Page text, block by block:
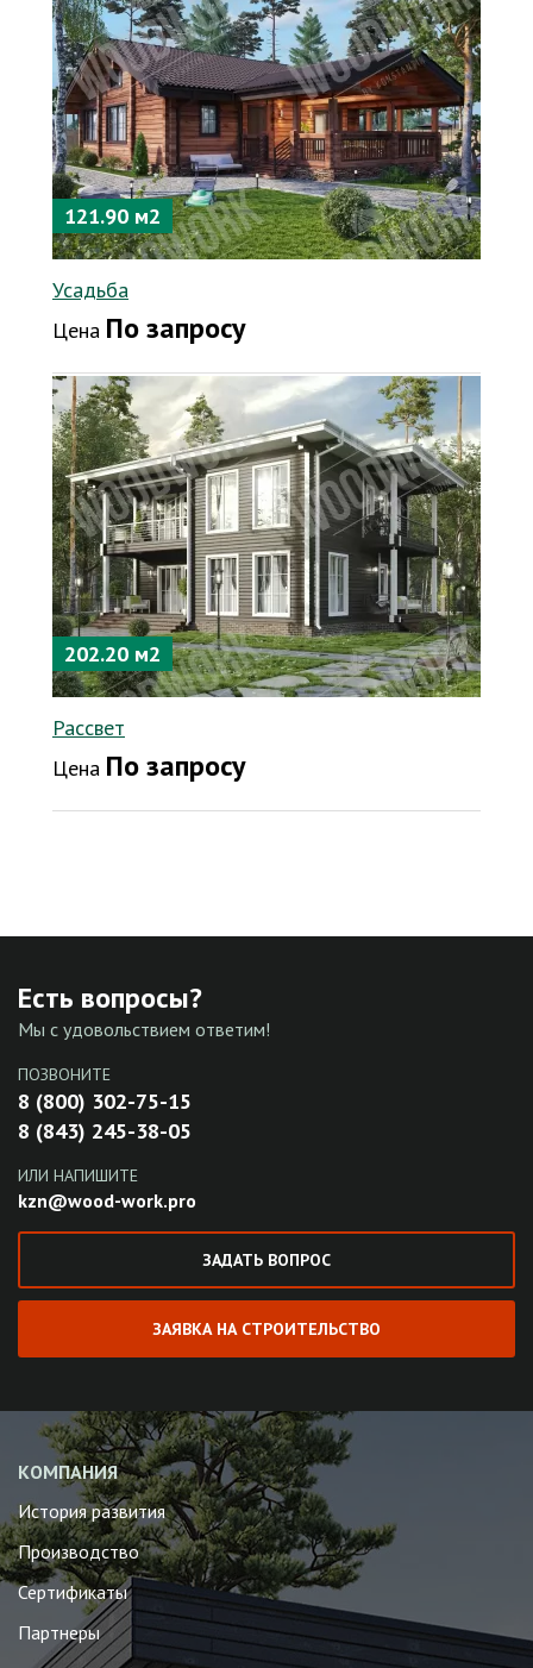
121.90 м2
Усадьба
Цена По запросу
202.20 м2
Рассвет
Цена По запросу
Есть вопросы?
Мы с удовольствием ответим!
ПОЗВОНИТЕ
8 (800) 302-75-15
8 (843) 245-38-05
ИЛИ НАПИШИТЕ
kzn@wood-work.pro
ЗАДАТЬ ВОПРОС
ЗАЯВКА НА СТРОИТЕЛЬСТВО
КОМПАНИЯ
История развития
Производство
Сертификаты
Партнеры